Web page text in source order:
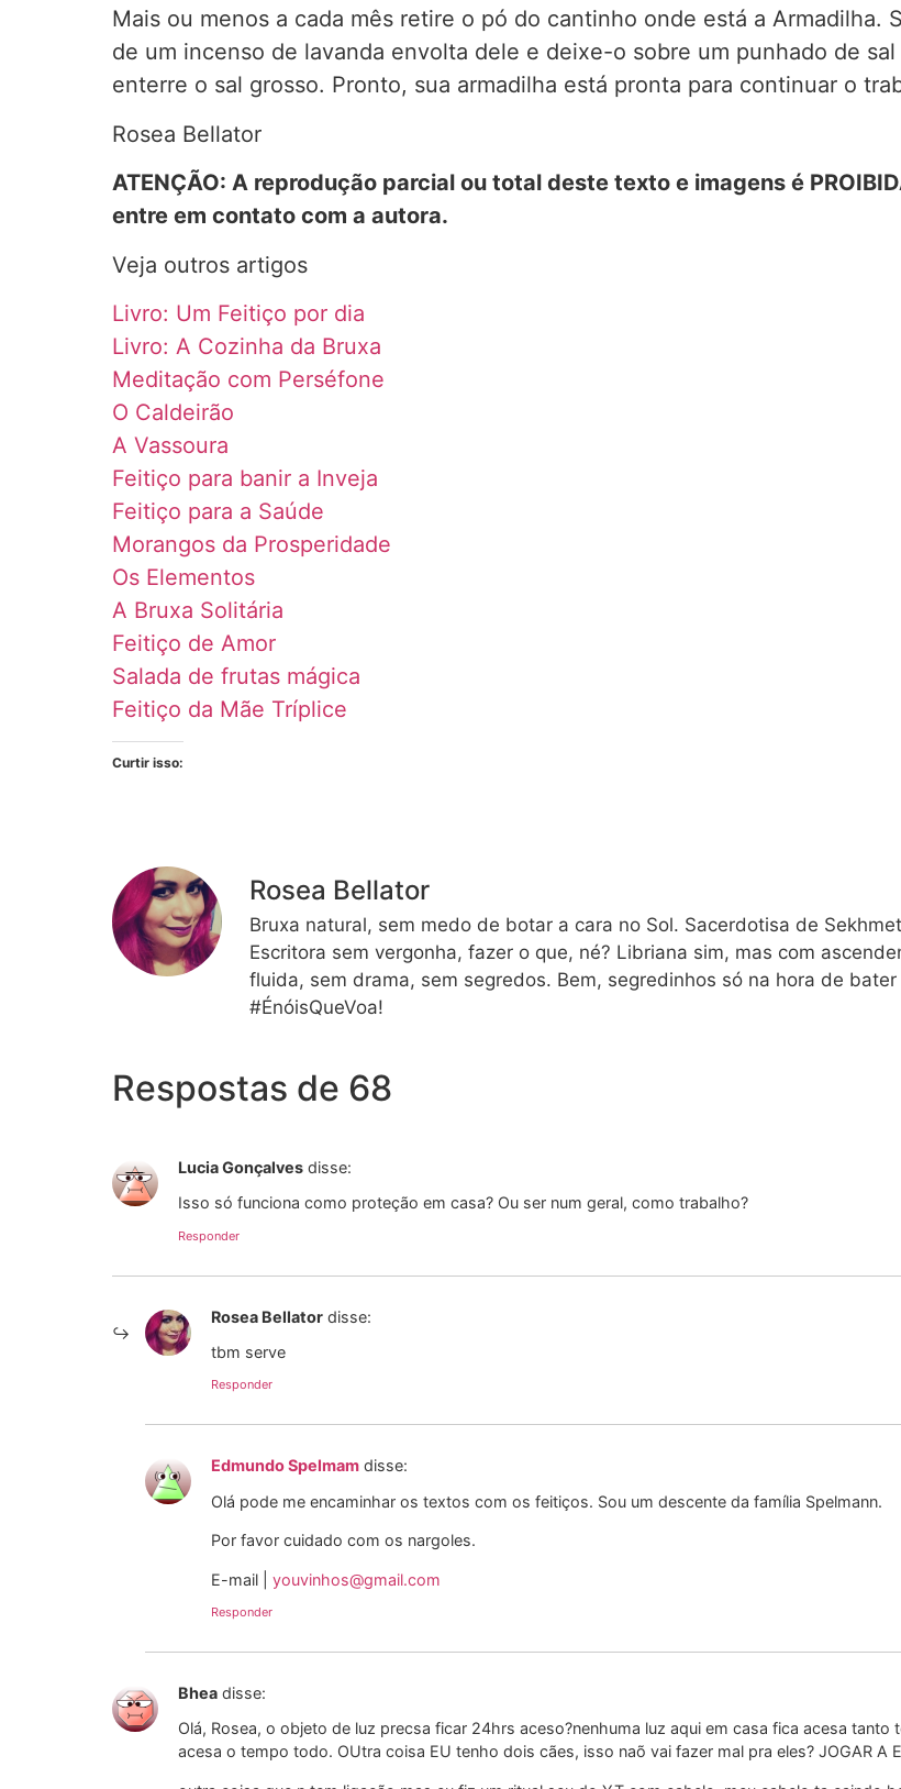
Mais ou menos a cada mês retire o pó do cantinho onde está a Armadilha.
de um incenso de lavanda envolta dele e deixe-o sobre um punhado de
enterre o sal grosso. Pronto, sua armadilha está pronta para continuar o
Rosea Bellator
ATENÇÃO: A reprodução parcial ou total deste texto e imagens é
entre em contato com a autora.
Veja outros artigos
Livro: Um Feitiço por dia
Livro: A Cozinha da Bruxa
Meditação com Perséfone
O Caldeirão
A Vassoura
Feitiço para banir a Inveja
Feitiço para a Saúde
Morangos da Prosperidade
Os Elementos
A Bruxa Solitária
Feitiço de Amor
Salada de frutas mágica
Feitiço da Mãe Tríplice
Curtir isso:
Rosea Bellator
Bruxa natural, sem medo de botar a cara no Sol. Sacerdotisa de
Escritora sem vergonha, fazer o que, né? Libriana sim, mas com
fluida, sem drama, sem segredos. Bem, segredinhos só na hora de
#ÉnóisQueVoa!
Respostas de 68
Lucia Gonçalves disse:
Isso só funciona como proteção em casa? Ou ser num geral, como trabalho?
Responder
Rosea Bellator disse:
tbm serve
Responder
Edmundo Spelmam disse:
Olá pode me encaminhar os textos com os feitiços. Sou um descente da família Spelmann.
Por favor cuidado com os nargoles.
E-mail | youvinhos@gmail.com
Responder
Bhea disse:
Olá, Rosea, o objeto de luz precsa ficar 24hrs aceso?nenhuma luz aqui em casa fica acesa
acesa o tempo todo. OUtra coisa EU tenho dois cães, isso naõ vai fazer mal pra eles? JOGAR A